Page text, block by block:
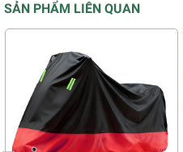
SẢN PHẨM LIÊN QUAN